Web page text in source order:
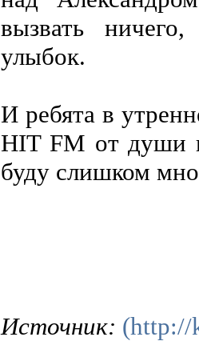
вызвать
улыбок.
И ребята в
HIT FM от души
буду слишком
Источник: (http://